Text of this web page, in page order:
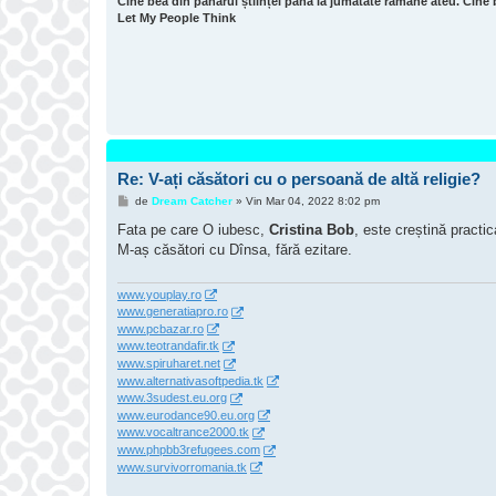
Let My People Think
Re: V-ați căsători cu o persoană de altă religie?
M
s
j
de Dream Catcher» Vin Mar 04, 2022 8:02 pm
Fata pe care O iubesc, Cristina Bob , este creștină
M-aș căsători cu Dînsa, fără ezitare.
www.youplay.ro
www.generatiapro.ro
www.pcbazar.ro
www.teotrandafir.tk
www.spiruharet.net
www.alternativasoftpedia.tk
www.3sudest.eu.org
www.eurodance90.eu.org
www.vocaltrance2000.tk
www.phpbb3refugees.com
www.survivorromania.tk